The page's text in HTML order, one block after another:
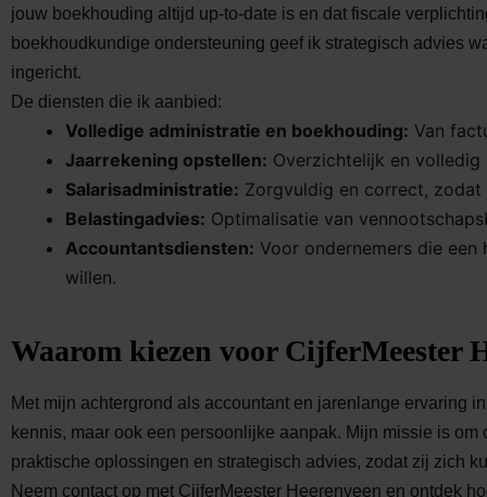
jouw boekhouding altijd up-to-date is en dat fiscale
boekhoudkundige ondersteuning geef ik strategisch advies
ingericht.
De diensten die ik aanbied:
Volledige administratie en boekhouding: Van
Jaarrekening opstellen: Overzichtelijk en
Salarisadministratie: Zorgvuldig en correct,
Belastingadvies: Optimalisatie van
Accountantsdiensten: Voor ondernemers die
willen.
Waarom kiezen voor CijferMeester
Met mijn achtergrond als accountant en jarenlange ervaring
kennis, maar ook een persoonlijke aanpak. Mijn missie is
praktische oplossingen en strategisch advies, zodat zij zich
Neem contact op met CijferMeester Heerenveen en ontdek